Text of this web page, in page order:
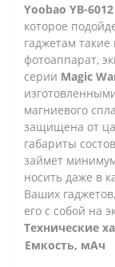
Yoobao YB-6012
которое
гаджетам
фотоаппарат,
серии Magic
магниевого
защищена от
габариты
займет
носить даже в
Ваших
его с собой на
Технические
Емкость, мАч